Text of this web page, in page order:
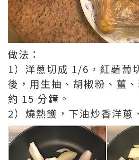
做法：
1）洋蔥切成 1/6，紅蘿蔔
後，用生抽、胡椒粉、薑
約 15 分鐘。
2）燒熱鑊，下油炒香洋蔥